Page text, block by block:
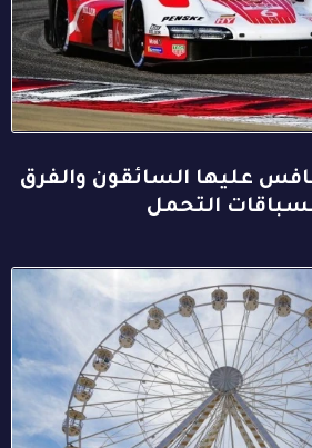
عليها السائقون والفرق
التحمل